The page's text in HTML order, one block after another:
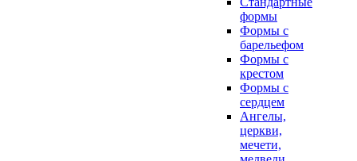
формы
Формы с
барельефом
Формы с
крестом
Формы с
сердцем
Ангелы,
церкви,
мечети,